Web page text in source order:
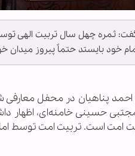
ثمره چهل سال تربیت الهی
خود بایستد حتماً پیروز میدان
پناهیان در محفل
حسینی خامنه‌ای، اظهار
امت است. تربیت امت توسط